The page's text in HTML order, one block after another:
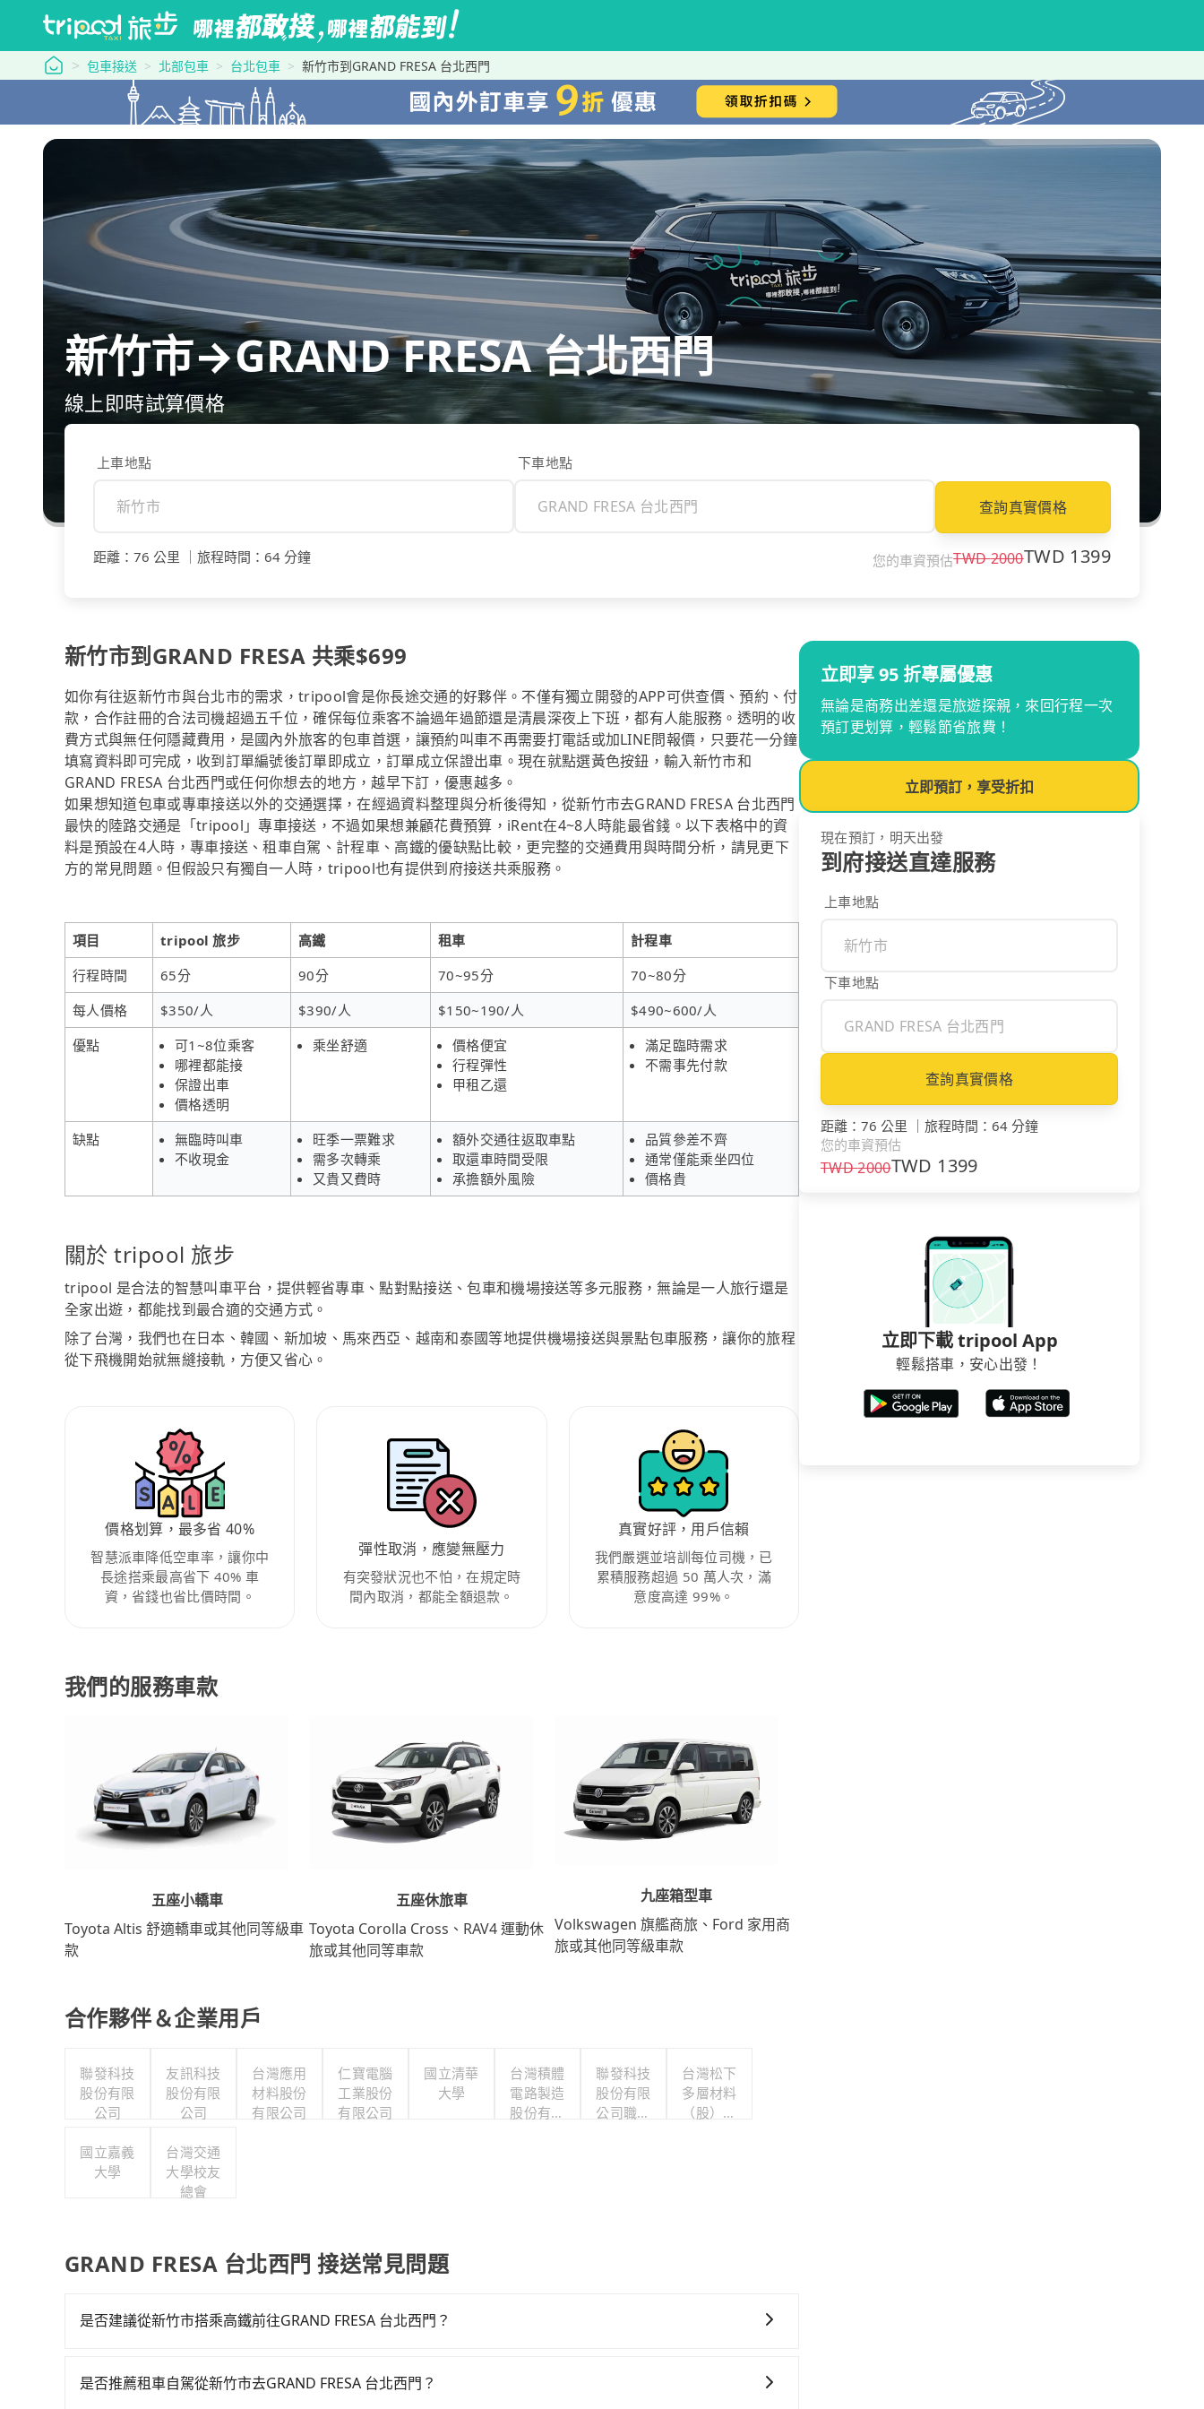
tripool 旅步
包車接送 北部包車 台北包車 新竹市到GRAND FRESA 台北西門
新竹市→GRAND FRESA 台北西門
線上即時試算價格
上車地點 下車地點
查詢真實價格
距離 ： 76 公里 旅程時間 ： 64 分鐘 您的車資預估TWD2000TWD 1399
新竹市到GRAND FRESA 共乘$699
如你有往返新竹市與台北市的需求，tripool會是你長途交通的好夥伴。不僅有獨立開發的APP可供查價、預約、付
款，合作註冊的合法司機超過五千位，確保每位乘客不論過年過節還是清晨深夜上下班，都有人能服務。透明的收
費方式與無任何隱藏費用，是國內外旅客的包車首選，讓預約叫車不再需要打電話或加LINE問報價，只要花一分鐘
填寫資料即可完成，收到訂單編號後訂單即成立，訂單成立保證出車。現在就點選黃色按鈕，輸入新竹市和
GRAND FRESA 台北西門或任何你想去的地方，越早下訂，優惠越多。
如果想知道包車或專車接送以外的交通選擇，在經過資料整理與分析後得知，從新竹市去GRAND FRESA 台北西門
最快的陸路交通是「tripool」專車接送，不過如果想兼顧花費預算，iRent在4~8人時能最省錢。以下表格中的資
料是預設在4人時，專車接送、租車自駕、計程車、高鐵的優缺點比較，更完整的交通費用與時間分析，請見更下
方的常見問題。但假設只有獨自一人時，tripool也有提供到府接送共乘服務。
項目 tripool 旅步 高鐵 租車
計程車
行程時間
65分 90分 70~95分
70~80分
每人價格
$350/人 $390/人 $150~190/人
$490~600/人
優點
可1~8位乘客
哪裡都能接
保證出車
價格透明
乘坐舒適
價格便宜
行程彈性
甲租乙還
滿足臨時需求
不需事先付款
缺點
無臨時叫車
不收現金
旺季一票難求
需多次轉乘
又貴又費時
額外交通往返取車點
取還車時間受限
承擔額外風險
品質參差不齊
通常僅能乘坐四位
價格貴
關於 tripool 旅步
tripool 是合法的智慧叫車平台，提供輕省專車、點對點接送、包車和機場接送等多元服務，無論是一人旅行還是
全家出遊，都能找到最合適的交通方式。
除了台灣，我們也在日本、韓國、新加坡、馬來西亞、越南和泰國等地提供機場接送與景點包車服務，讓你的旅程
從下飛機開始就無縫接軌，方便又省心。
價格划算，最多省 40%
智慧派車降低空車率，讓你中
長途搭乘最高省下 40% 車
資，省錢也省比價時間。
彈性取消，應變無壓力
有突發狀況也不怕，在規定時
間內取消，都能全額退款。
真實好評，用戶信賴
我們嚴選並培訓每位司機，已
累積服務超過 50 萬人次，滿
意度高達 99%。
我們的服務車款
五座小轎車
Toyota Altis 舒適轎車或其他同等級車
款
五座休旅車
Toyota Corolla Cross、RAV4 運動休
旅或其他同等車款
九座箱型車
Volkswagen 旗艦商旅、Ford 家用商
旅或其他同等級車款
合作夥伴＆企業用戶
聯發科技
股份有限
公司
友訊科技
股份有限
公司
台灣應用
材料股份
有限公司
仁寶電腦
工業股份
有限公司
國立清華
大學
台灣積體
電路製造
股份有限
聯發科技
股份有限
公司職工
台灣松下
多層材料
（股）公
國立嘉義
大學
台灣交通
大學校友
總會
GRAND FRESA 台北西門 接送常見問題
是否建議從新竹市搭乘高鐵前往GRAND FRESA 台北西門？
新竹-台北一天最多有63班次高鐵可搭乘。假設從新竹市東區前往最靠近的新竹高鐵站，叫一輛計程車花費約400
是否推薦租車自駕從新竹市去GRAND FRESA 台北西門？
立即享 95 折專屬優惠
無論是商務出差還是旅遊探親，來回行程一次
預訂更划算，輕鬆節省旅費！
立即預訂，享受折扣
現在預訂，明天出發
到府接送直達服務
上車地點
下車地點
查詢真實價格
距離 ： 76 公里 ｜ 旅程時間 ： 64 分鐘
您的車資預估
TWD2000TWD 1399
立即下載 tripool App
輕鬆搭車，安心出發！